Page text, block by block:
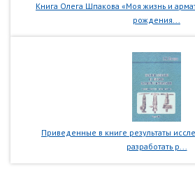
Книга Олега Шпакова «Моя жизнь и
рождения...
Приведенные в книге результаты
разработать р...